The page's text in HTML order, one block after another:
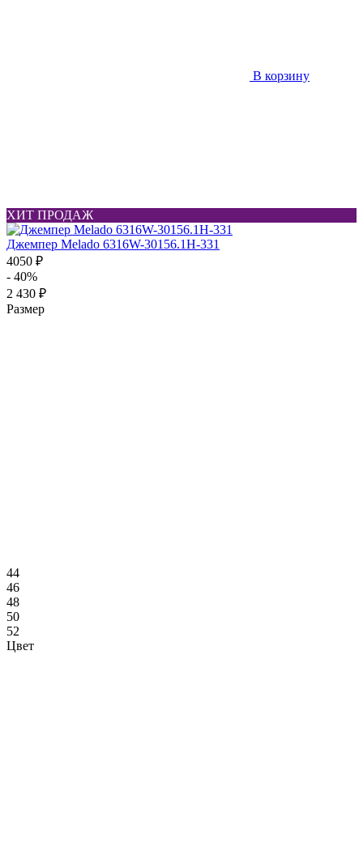
В корзину
ХИТ ПРОДАЖ
Джемпер Melado 6316W-30156.1H-331
4050 ₽
- 40%
2 430 ₽
Размер
44
46
48
50
52
Цвет